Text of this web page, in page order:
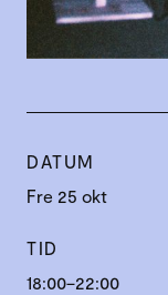
DATUM
Fre 25 okt
TID
18:00–22:00